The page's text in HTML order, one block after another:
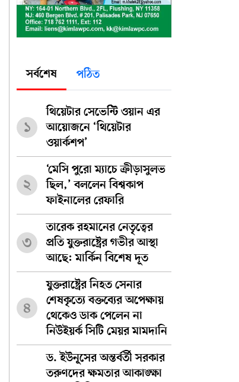
সর্বশেষ পঠিত
১
থিয়েটার সেভেন্টি ওয়ান এর
আয়োজনে ‘থিয়েটার
ওয়ার্কশপ’
২
‘মেসি পুরো ম্যাচে ক্রীড়াসুলভ
ছিল,’ বললেন বিশ্বকাপ
ফাইনালের রেফারি
৩
তারেক রহমানের নেতৃত্বের
প্রতি যুক্তরাষ্ট্রের গভীর আস্থা
আছে: মার্কিন বিশেষ দূত
৪
যুক্তরাষ্ট্রের নিহত সেনার
শেষকৃত্যে বক্তব্যের অপেক্ষায়
থেকেও ডাক পেলেন না
নিউইয়র্ক সিটি মেয়র মামদানি
ড. ইউনূসের অন্তর্বর্তী সরকার
তরুণদের ক্ষমতার আকাঙ্ক্ষা